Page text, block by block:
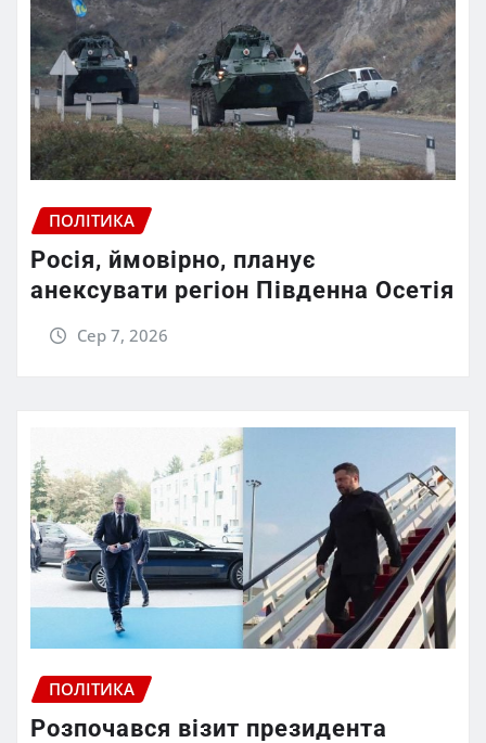
ПОЛІТИКА
Росія, ймовірно, планує
анексувати регіон Південна Осетія
Сер 7, 2026
ПОЛІТИКА
Розпочався візит президента